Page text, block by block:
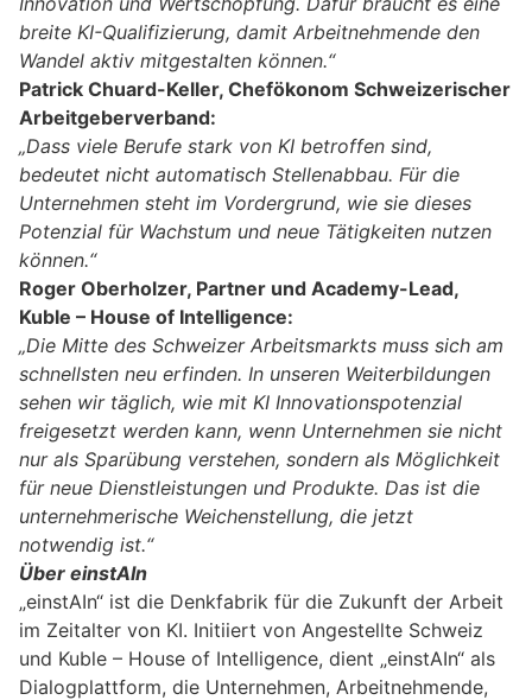
breite KI-Qualifizierung, damit Arbeitnehmende den
Wandel aktiv mitgestalten können.“
Patrick Chuard-Keller, Chefökonom Schweizerischer
Arbeitgeberverband:
„Dass viele Berufe stark von KI betroffen sind,
bedeutet nicht automatisch Stellenabbau. Für die
Unternehmen steht im Vordergrund, wie sie dieses
Potenzial für Wachstum und neue Tätigkeiten nutzen
können.“
Roger Oberholzer, Partner und Academy-Lead,
Kuble – House of Intelligence:
„Die Mitte des Schweizer Arbeitsmarkts muss sich am
schnellsten neu erfinden. In unseren Weiterbildungen
sehen wir täglich, wie mit KI Innovationspotenzial
freigesetzt werden kann, wenn Unternehmen sie nicht
nur als Sparübung verstehen, sondern als Möglichkeit
für neue Dienstleistungen und Produkte. Das ist die
unternehmerische Weichenstellung, die jetzt
notwendig ist.“
Über einstAIn
„einstAIn“ ist die Denkfabrik für die Zukunft der Arbeit
im Zeitalter von KI. Initiiert von Angestellte Schweiz
und Kuble – House of Intelligence, dient „einstAIn“ als
Dialogplattform, die Unternehmen, Arbeitnehmende,